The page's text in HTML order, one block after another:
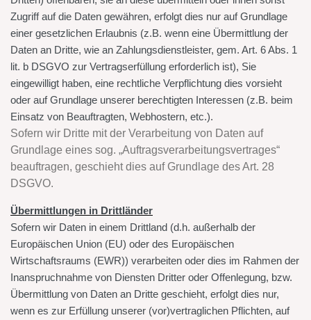
Zugriff auf die Daten gewähren, erfolgt dies nur auf Grundlage
einer gesetzlichen Erlaubnis (z.B. wenn eine Übermittlung der
Daten an Dritte, wie an Zahlungsdienstleister, gem. Art. 6 Abs. 1
lit. b DSGVO zur Vertragserfüllung erforderlich ist), Sie
eingewilligt haben, eine rechtliche Verpflichtung dies vorsieht
oder auf Grundlage unserer berechtigten Interessen (z.B. beim
Einsatz von Beauftragten, Webhostern, etc.).
Sofern wir Dritte mit der Verarbeitung von Daten auf
Grundlage eines sog. „Auftragsverarbeitungsvertrages“
beauftragen, geschieht dies auf Grundlage des Art. 28
DSGVO.
Übermittlungen in Drittländer
Sofern wir Daten in einem Drittland (d.h. außerhalb der
Europäischen Union (EU) oder des Europäischen
Wirtschaftsraums (EWR)) verarbeiten oder dies im Rahmen der
Inanspruchnahme von Diensten Dritter oder Offenlegung, bzw.
Übermittlung von Daten an Dritte geschieht, erfolgt dies nur,
wenn es zur Erfüllung unserer (vor)vertraglichen Pflichten, auf